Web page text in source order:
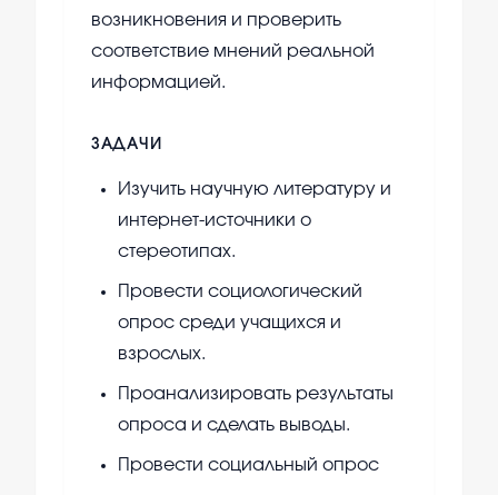
возникновения и проверить
соответствие мнений реальной
информацией.
ЗАДАЧИ
Изучить научную литературу и
интернет-источники о
стереотипах.
Провести социологический
опрос среди учащихся и
взрослых.
Проанализировать результаты
опроса и сделать выводы.
Провести социальный опрос